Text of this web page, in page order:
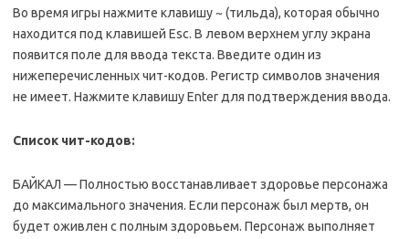
Во время игры нажмите клавишу ~ (тильда), которая обычно
находится под клавишей Esc. В левом верхнем углу экрана
появится поле для ввода текста. Введите один из
нижеперечисленных чит-кодов. Регистр символов значения
не имеет. Нажмите клавишу Enter для подтверждения ввода.
Список чит-кодов:
БАЙКАЛ — Полностью восстанавливает здоровье персонажа
до максимального значения. Если персонаж был мертв, он
будет оживлен с полным здоровьем. Персонаж выполняет